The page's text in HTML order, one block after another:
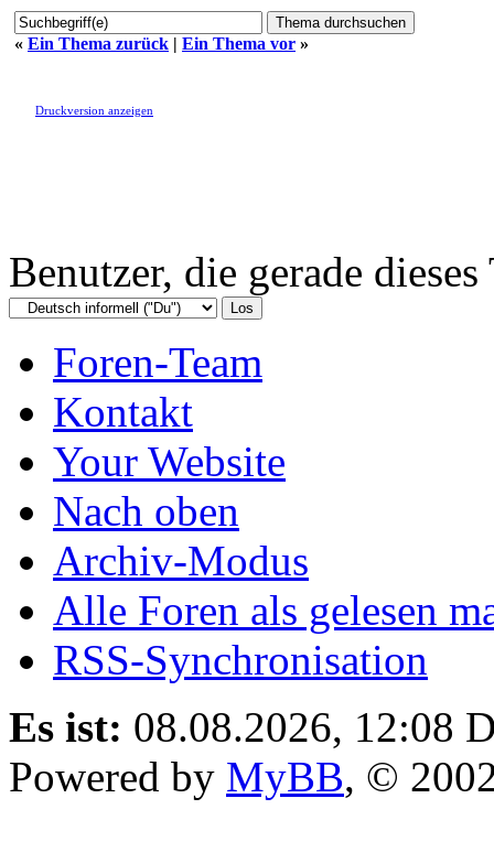
« Ein Thema zurück | Ein Thema vor »
Druckversion anzeigen
Benutzer, die gerade
Foren-Team
Kontakt
Your Website
Nach oben
Archiv-Modus
Alle Foren als gelesen
RSS-Synchronisation
Es ist: 08.08.2026, 12:08
Powered by MyBB, ©